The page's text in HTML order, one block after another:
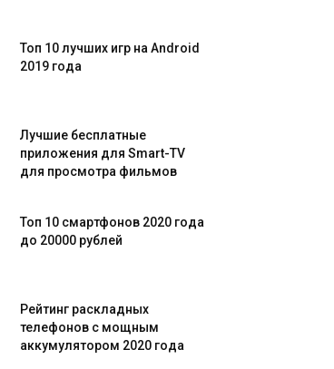
Топ 10 лучших игр на Android
2019 года
Лучшие бесплатные
приложения для Smart-TV
для просмотра фильмов
Топ 10 смартфонов 2020 года
до 20000 рублей
Рейтинг раскладных
телефонов с мощным
аккумулятором 2020 года